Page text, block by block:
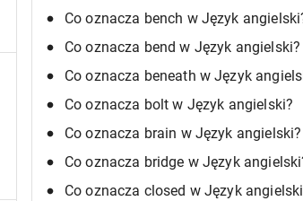
Co oznacza bench w Język
Co oznacza bend w Język angielski?
Co oznacza beneath w Język
Co oznacza bolt w Język angielski?
Co oznacza brain w Język angielski?
Co oznacza bridge w Język
Co oznacza closed w Język